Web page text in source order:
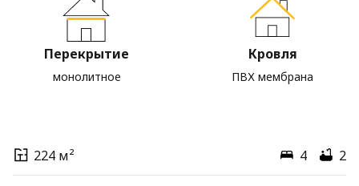
Перекрытие
монолитное
Кровля
ПВХ мембрана
224 м² 4 2